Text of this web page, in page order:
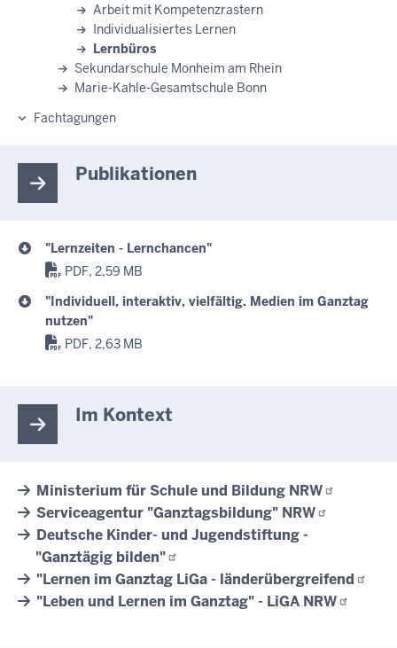
Arbeit mit Kompetenzrastern
Individualisiertes Lernen
Lernbüros
Sekundarschule Monheim am Rhein
Marie-Kahle-Gesamtschule Bonn
Fachtagungen
Publikationen
"Lernzeiten - Lernchancen"
PDF, 2,59 MB
"Individuell, interaktiv, vielfältig. Medien im Ganztag
nutzen"
PDF, 2,63 MB
Im Kontext
Ministerium für Schule und Bildung NRW
Serviceagentur "Ganztagsbildung" NRW
Deutsche Kinder- und Jugendstiftung -
"Ganztägig bilden"
"Lernen im Ganztag LiGa - länderübergreifend
"Leben und Lernen im Ganztag" - LiGA NRW